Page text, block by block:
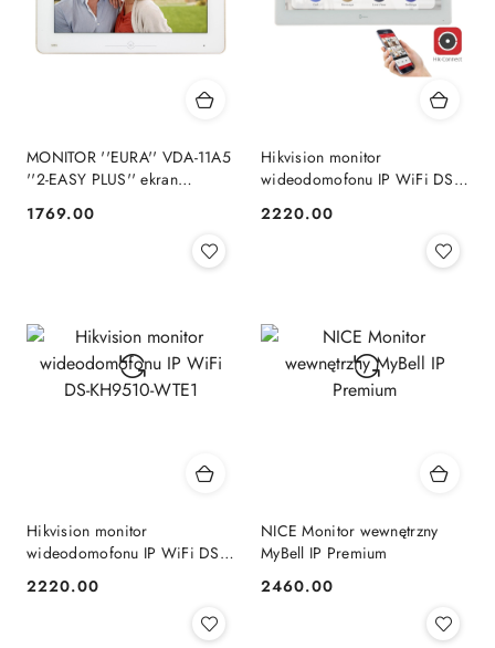
MONITOR ''EURA'' VDA-11A5
''2-EASY PLUS'' ekran
Cena:
1769.00
Hikvision monitor
wideodomofonu IP WiFi DS-
Cena:
2220.00
Hikvision monitor
wideodomofonu IP WiFi DS-
Cena:
2220.00
NICE Monitor wewnętrzny
MyBell IP Premium
Cena:
2460.00